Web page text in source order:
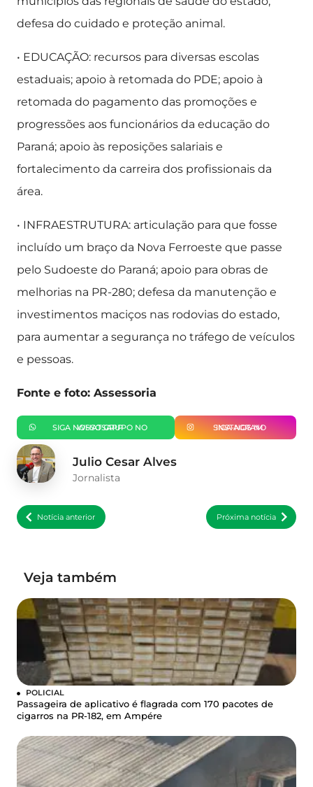
defesa do cuidado e proteção animal.
• EDUCAÇÃO: recursos para diversas escolas
estaduais; apoio à retomada do PDE; apoio à
retomada do pagamento das promoções e
progressões aos funcionários da educação do
Paraná; apoio às reposições salariais e
fortalecimento da carreira dos profissionais da
área.
• INFRAESTRUTURA: articulação para que fosse
incluído um braço da Nova Ferroeste que passe
pelo Sudoeste do Paraná; apoio para obras de
melhorias na PR-280; defesa da manutenção e
investimentos maciços nas rodovias do estado,
para aumentar a segurança no tráfego de veículos
e pessoas.
Fonte e foto: Assessoria
SIGA NOSSO GRUPO NO WHATSAPP SIGA-NOS NO INSTAGRAM
Julio Cesar Alves
Jornalista
Notícia anterior Próxima notícia
Veja também
POLICIAL
Passageira de aplicativo é flagrada com 170 pacotes de
cigarros na PR-182, em Ampére